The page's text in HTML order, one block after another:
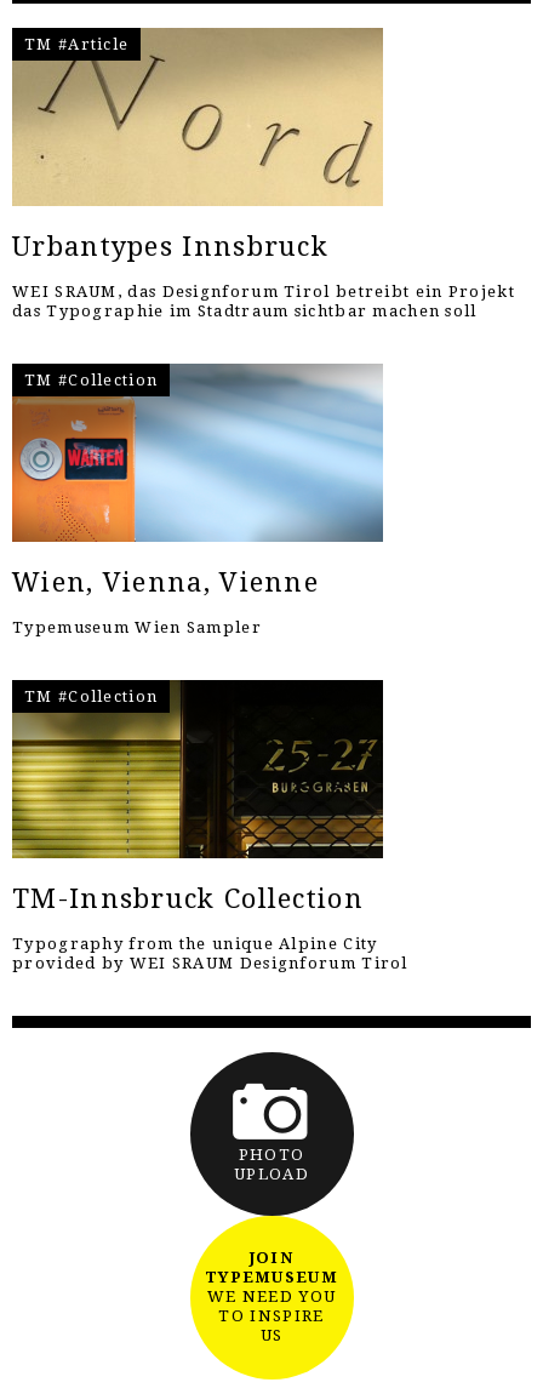
TM #Article
Urbantypes Innsbruck
WEI SRAUM, das Designforum Tirol betreibt ein Projekt
das Typographie im Stadtraum sichtbar machen soll
TM #Collection
Wien, Vienna, Vienne
Typemuseum Wien Sampler
TM #Collection
TM-Innsbruck Collection
Typography from the unique Alpine City
provided by WEI SRAUM Designforum Tirol
PHOTO
UPLOAD
JOIN
TYPEMUSEUM
WE NEED YOU
TO INSPIRE
US